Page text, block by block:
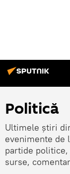
Politică
Ultimele știri
evenimente de
partide
surse,